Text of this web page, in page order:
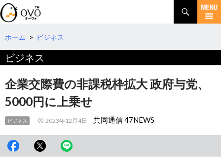
検
索
コ
テ
へ
動
ホーム > ビジネス
ビジネス
企業交際費の非課税枠拡大 政府与党、
5000円に上乗せ
ビジネス 2023年12月4日 共同通信 47NEWS